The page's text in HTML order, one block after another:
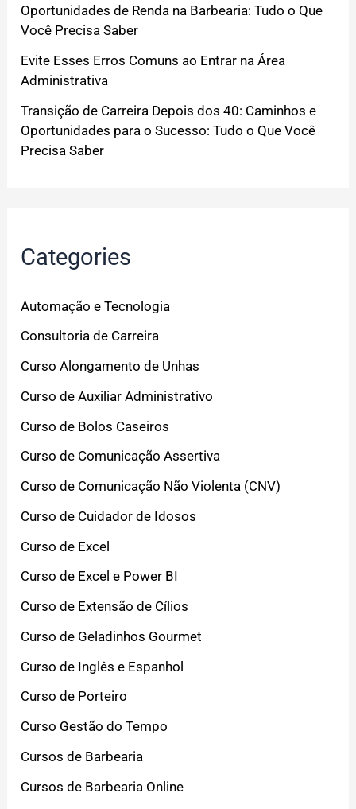
Oportunidades de Renda na Barbearia: Tudo o Que
Você Precisa Saber
Evite Esses Erros Comuns ao Entrar na Área
Administrativa
Transição de Carreira Depois dos 40: Caminhos e
Oportunidades para o Sucesso: Tudo o Que Você
Precisa Saber
Categories
Automação e Tecnologia
Consultoria de Carreira
Curso Alongamento de Unhas
Curso de Auxiliar Administrativo
Curso de Bolos Caseiros
Curso de Comunicação Assertiva
Curso de Comunicação Não Violenta (CNV)
Curso de Cuidador de Idosos
Curso de Excel
Curso de Excel e Power BI
Curso de Extensão de Cílios
Curso de Geladinhos Gourmet
Curso de Inglês e Espanhol
Curso de Porteiro
Curso Gestão do Tempo
Cursos de Barbearia
Cursos de Barbearia Online